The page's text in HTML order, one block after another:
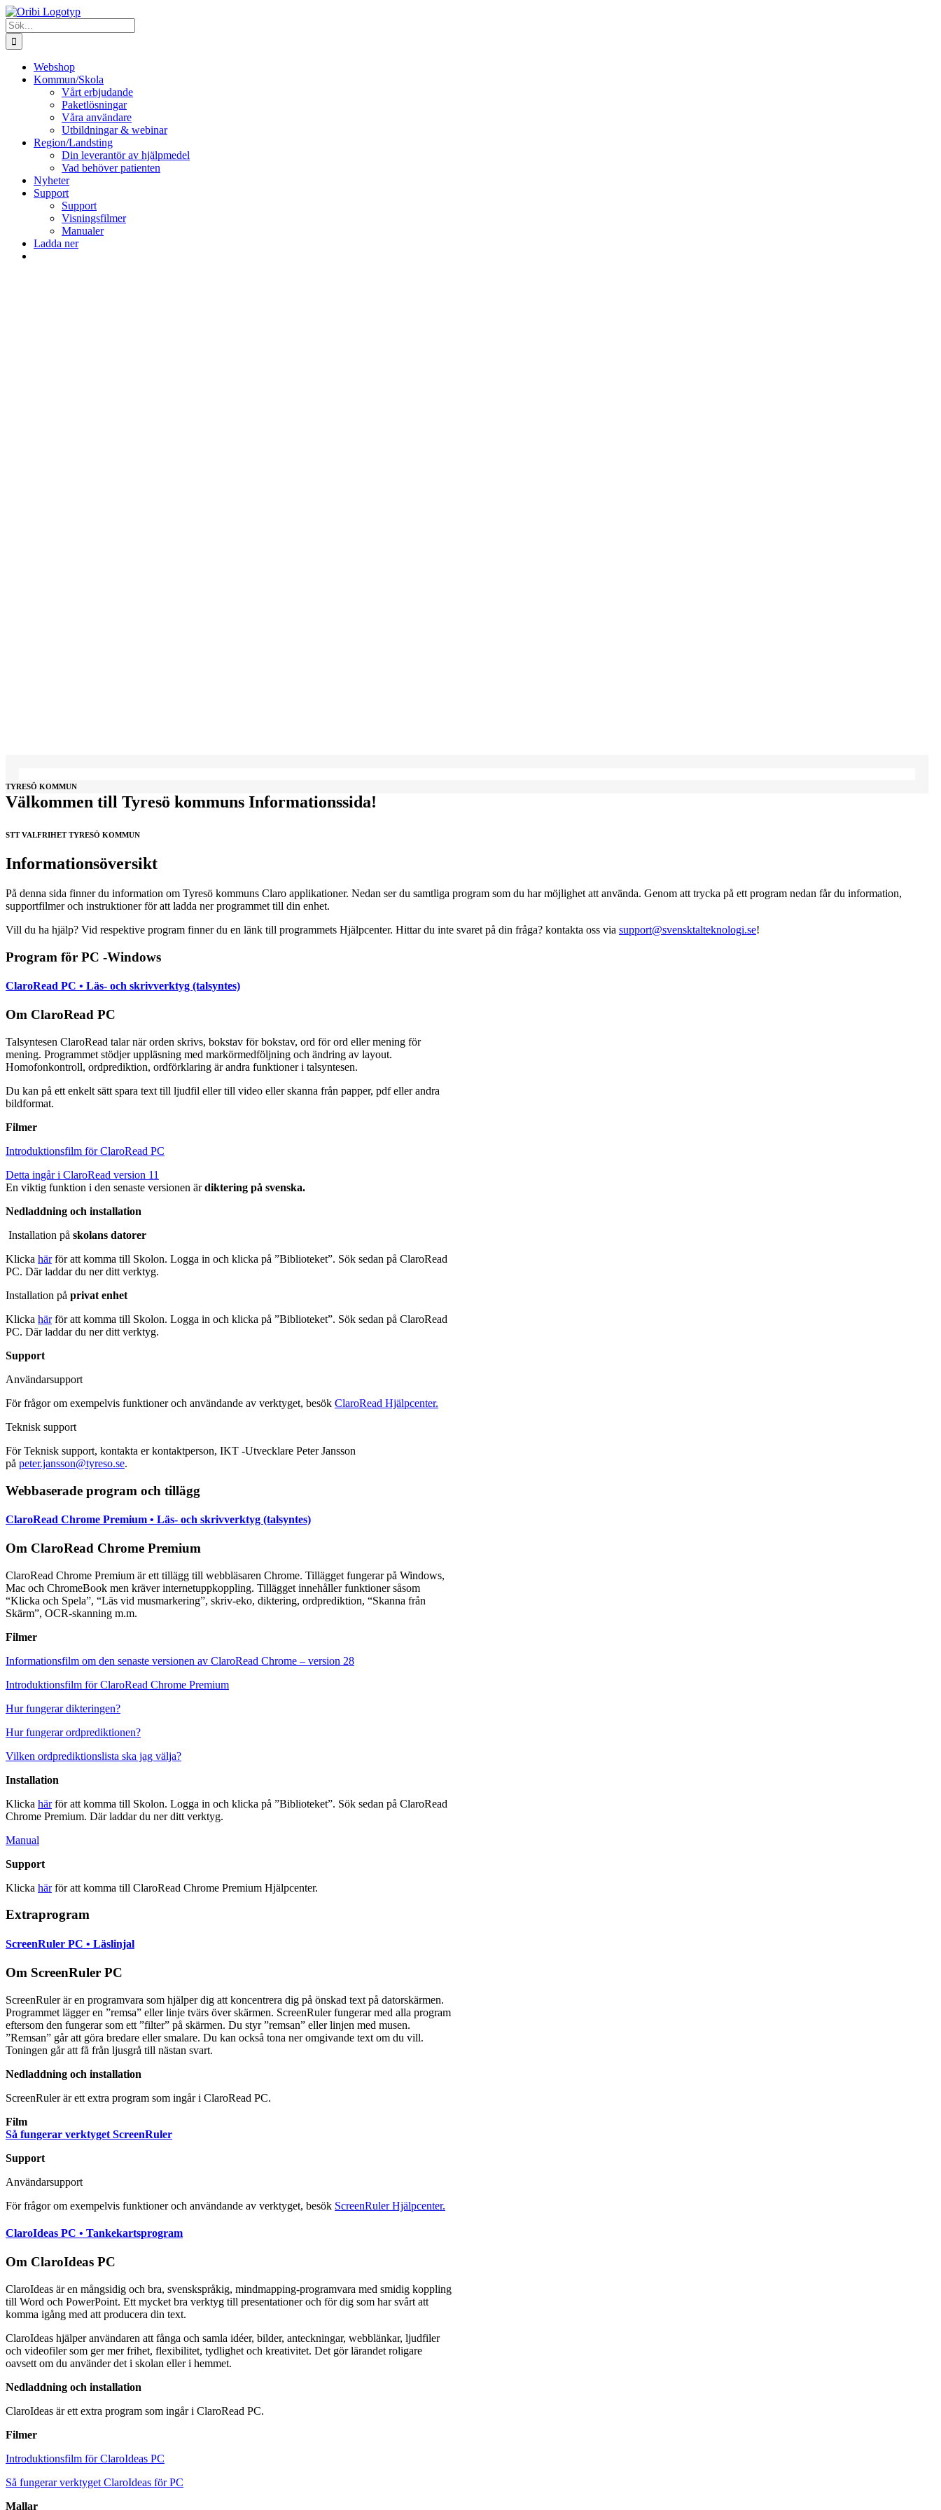
Fortsätt
till
innehållet
Sök
efter:
Webshop
Kommun/Skola
Vårt erbjudande
Paketlösningar
Våra användare
Utbildningar & webinar
Region/Landsting
Din leverantör av hjälpmedel
Vad behöver patienten
Nyheter
Support
Support
Visningsfilmer
Manualer
Ladda ner
TYRESÖ KOMMUN
Välkommen till Tyresö kommuns Informationssida!
STT VALFRIHET TYRESÖ KOMMUN
Informationsöversikt
På denna sida finner du information om Tyresö kommuns Claro applikationer. Nedan ser du samtliga program som du har möjlighet att använda. Genom att trycka på ett program nedan får du information,
supportfilmer och instruktioner för att ladda ner programmet till din enhet.
Vill du ha hjälp? Vid respektive program finner du en länk till programmets Hjälpcenter. Hittar du inte svaret på din fråga? kontakta oss via support@svensktalteknologi.se!
Program för PC -Windows
ClaroRead PC • Läs- och skrivverktyg (talsyntes)
Om ClaroRead PC
Talsyntesen ClaroRead talar när orden skrivs, bokstav för bokstav, ord för ord eller mening för
mening. Programmet stödjer uppläsning med markörmedföljning och ändring av layout.
Homofonkontroll, ordprediktion, ordförklaring är andra funktioner i talsyntesen.
Du kan på ett enkelt sätt spara text till ljudfil eller till video eller skanna från papper, pdf eller andra
bildformat.
Filmer
Introduktionsfilm för ClaroRead PC
Detta ingår i ClaroRead version 11
En viktig funktion i den senaste versionen ärdiktering på svenska.
Nedladdning och installation
Installation på skolans datorer
Klicka härför att komma till Skolon. Logga in och klicka på ”Biblioteket”. Sök sedan på ClaroRead
PC. Där laddar du ner ditt verktyg.
Installation på privat enhet
Klicka härför att komma till Skolon. Logga in och klicka på ”Biblioteket”. Sök sedan på ClaroRead
PC. Där laddar du ner ditt verktyg.
Support
Användarsupport
För frågor om exempelvis funktioner och användande av verktyget, besök ClaroRead Hjälpcenter.
Teknisk support
För Teknisk support, kontakta er kontaktperson, IKT -Utvecklare Peter Jansson
på peter.jansson@tyreso.se.
Webbaserade program och tillägg
ClaroRead Chrome Premium • Läs- och skrivverktyg (talsyntes)
Om ClaroRead Chrome Premium
ClaroRead Chrome Premium är ett tillägg till webbläsaren Chrome. Tillägget fungerar på Windows,
Mac och ChromeBook men kräver internetuppkoppling. Tillägget innehåller funktioner såsom
“Klicka och Spela”, “Läs vid musmarkering”, skriv-eko, diktering, ordprediktion, “Skanna från
Skärm”, OCR-skanning m.m.
Filmer
Informationsfilm om den senaste versionen av ClaroRead Chrome – version 28
Introduktionsfilm för ClaroRead Chrome Premium
Hur fungerar dikteringen?
Hur fungerar ordprediktionen?
Vilken ordprediktionslista ska jag välja?
Installation
Klicka härför att komma till Skolon. Logga in och klicka på ”Biblioteket”. Sök sedan på ClaroRead
Chrome Premium. Där laddar du ner ditt verktyg.
Manual
Support
Klicka härför att komma till ClaroRead Chrome Premium Hjälpcenter.
Extraprogram
ScreenRuler PC • Läslinjal
Om ScreenRuler PC
ScreenRuler är en programvara som hjälper dig att koncentrera dig på önskad text på datorskärmen.
Programmet lägger en ”remsa” eller linje tvärs över skärmen. ScreenRuler fungerar med alla program
eftersom den fungerar som ett ”filter” på skärmen. Du styr ”remsan” eller linjen med musen.
”Remsan” går att göra bredare eller smalare. Du kan också tona ner omgivande text om du vill.
Toningen går att få från ljusgrå till nästan svart.
Nedladdning och installation
ScreenRuler är ett extra program som ingår i ClaroRead PC.
Film
Så fungerar verktyget ScreenRuler
Support
Användarsupport
För frågor om exempelvis funktioner och användande av verktyget, besök ScreenRuler Hjälpcenter.
ClaroIdeas PC • Tankekartsprogram
Om ClaroIdeas PC
ClaroIdeas är en mångsidig och bra, svenskspråkig, mindmapping-programvara med smidig koppling
till Word och PowerPoint. Ett mycket bra verktyg till presentationer och för dig som har svårt att
komma igång med att producera din text.
ClaroIdeas hjälper användaren att fånga och samla idéer, bilder, anteckningar, webblänkar, ljudfiler
och videofiler som ger mer frihet, flexibilitet, tydlighet och kreativitet. Det gör lärandet roligare
oavsett om du använder det i skolan eller i hemmet.
Nedladdning och installation
ClaroIdeas är ett extra program som ingår i ClaroRead PC.
Filmer
Introduktionsfilm för ClaroIdeas PC
Så fungerar verktyget ClaroIdeas för PC
Mallar